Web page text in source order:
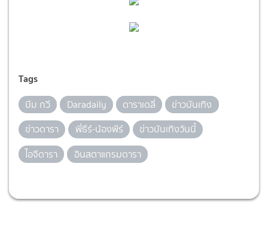
Tags
บีม กวี Daradaily ดาราเดลี่
ข่าวบันเทิง
ข่าวดารา
พี่ธีร์-น้องพีร์
ข่าวบันเทิงวันนี้
ไอจีดารา
อินสตาแกรมดารา